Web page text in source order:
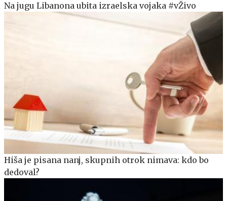
Na jugu Libanona ubita izraelska vojaka #vŽivo
Hiša je pisana nanj, skupnih otrok nimava: kdo bo
dedoval?